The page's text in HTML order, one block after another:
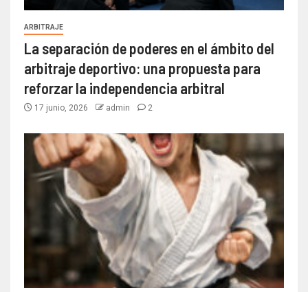
ARBITRAJE
La separación de poderes en el ámbito del
arbitraje deportivo: una propuesta para
reforzar la independencia arbitral
17 junio, 2026 admin 2